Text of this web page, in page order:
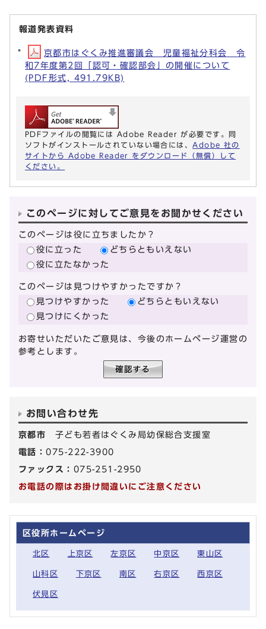
報道発表資料
京都市はぐくみ推進審議会 児童福祉分科会 令
和7年度第2回「認可・確認部会」の開催について
(PDF形式, 491.79KB)
PDFファイルの閲覧には Adobe Reader が必要です。同
ソフトがインストールされていない場合には、 Adobe 社の
サイトから Adobe Reader をダウンロード（無償）して
ください。
このページに対してご意見をお聞かせください
このページは役に立ちましたか？
役に立った
どちらともいえない
役に立たなかった
このページは見つけやすかったですか？
見つけやすかった
どちらともいえない
見つけにくかった
お寄せいただいたご意見は、今後のホームページ運営の
参考とします。
お問い合わせ先
京都市 子ども若者はぐくみ局幼保総合支援室
電話：075-222-3900
ファックス： 075-251-2950
お電話の際はお掛け間違いにご注意ください
区役所ホームページ
北区 上京区 左京区 中京区 東山区
山科区 下京区 南区 右京区 西京区
伏見区